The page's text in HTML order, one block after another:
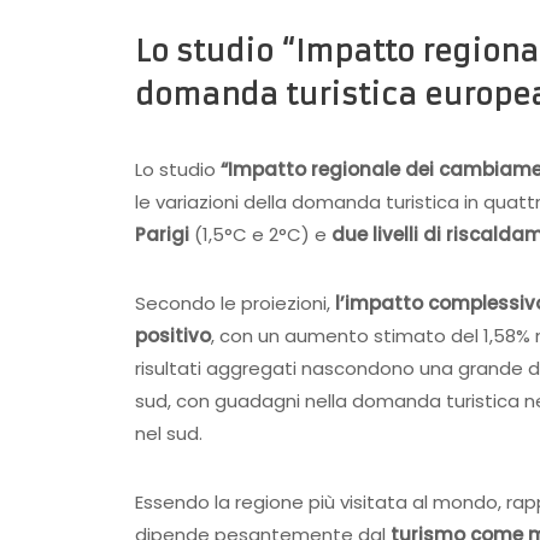
Lo studio “Impatto
domanda turistica
Lo studio “Impatto regionale dei
le variazioni della domanda turistica in
Parigi (1,5°C e 2°C) e due livelli di
Secondo le proiezioni, l’impatto
positivo, con un aumento stimato del
risultati aggregati nascondono una grande
sud, con guadagni nella domanda turistica
nel sud.
Essendo la regione più visitata al mondo,
dipende pesantemente dal turismo come